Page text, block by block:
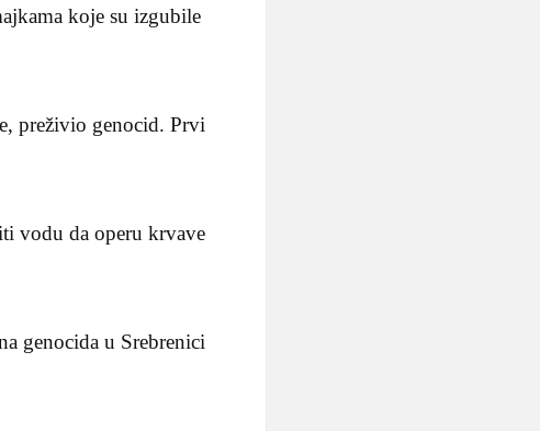
koje su izgubile
preživio genocid. Prvi
vodu da operu krvave
genocida u Srebrenici